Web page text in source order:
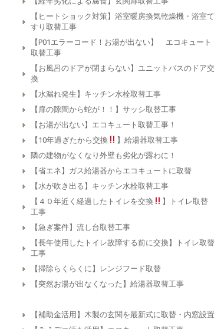
【ヒートショック対策】浴室暖房換気乾燥機・浴室て
すり取替工事
【P01エラーコード！お湯が出ない】 エコキュート
取替工事
【お風呂のドアが閉まらない】ユニットバスのドア交
換
【水漏れ発生】キッチン水栓取替工事
【扉の隙間から蛇が！！】サッシ取替工事
【お湯が出ない】エコキュート取替工事！
【10年過ぎたから交換
】給湯器取替工事
隣の建物がなくなり外壁も劣化が露わに！
【省エネ】ガス給湯器からエコキュートに取替
【水が吹き出る】キッチン水栓取替工事
【４０年近く経過したトイレを交換
】トイレ取替
工事
【急ぎ案件】流し台取替工事
【長年使用したトイレ故障する前に交換】トイレ取替
工事
【掃除らくらくに】レンジフード取替
【突然お湯が出なくなった】給湯器取替工事
【補助金活用】木製の玄関を最新式に取替・内窓設置